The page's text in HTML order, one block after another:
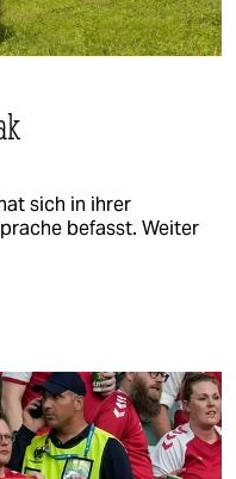
sich in ihrer
befasst. Weiter